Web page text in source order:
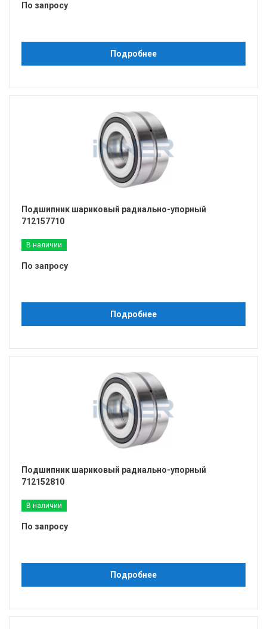
По запросу
Подробнее
Подшипник шариковый радиально-упорный
712157710
В наличии
По запросу
Подробнее
Подшипник шариковый радиально-упорный
712152810
В наличии
По запросу
Подробнее